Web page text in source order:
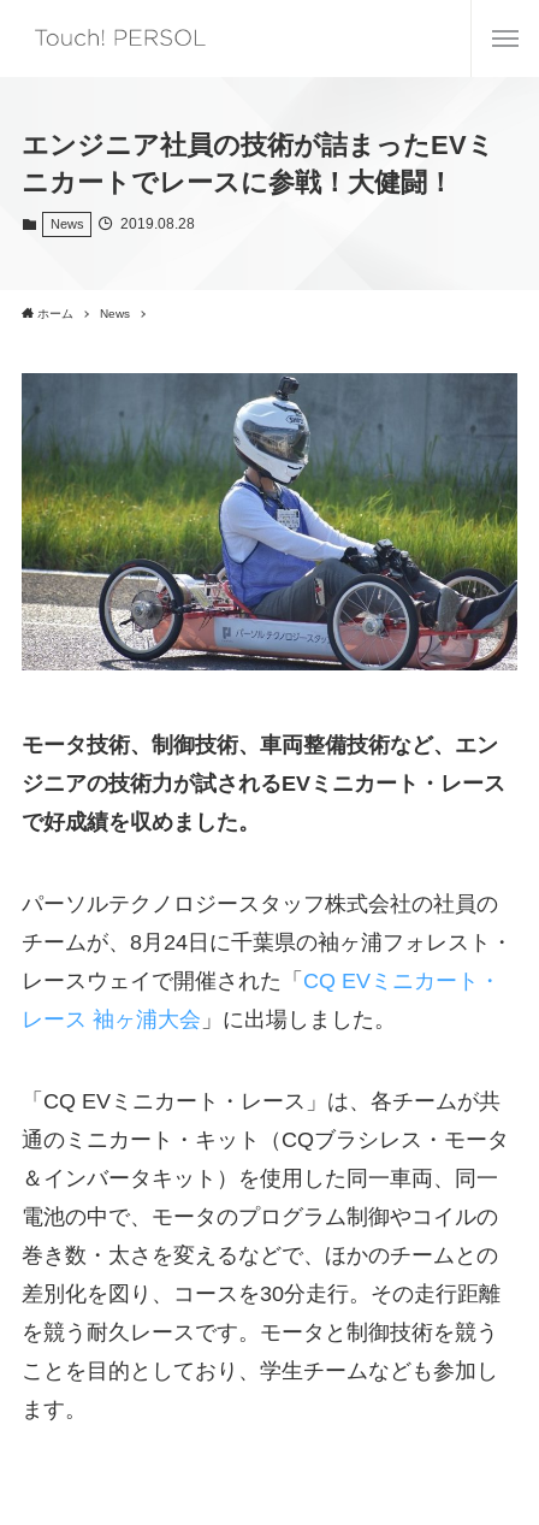
エンジニア社員の技術が詰まったEVミ
ニカートでレースに参戦！大健闘！
News 2019.08.28
ホーム News
モータ技術、制御技術、車両整備技術など、エン
ジニアの技術力が試されるEVミニカート・レース
で好成績を収めました。
パーソルテクノロジースタッフ株式会社の社員の
チームが、8月24日に千葉県の袖ヶ浦フォレスト・
レースウェイで開催された「 CQ EVミニカート・
レース 袖ヶ浦大会 」に出場しました。
「CQ EVミニカート・レース」は、各チームが共
通のミニカート・キット（CQブラシレス・モータ
＆インバータキット）を使用した同一車両、同一
電池の中で、モータのプログラム制御やコイルの
巻き数・太さを変えるなどで、ほかのチームとの
差別化を図り、コースを30分走行。その走行距離
を競う耐久レースです。モータと制御技術を競う
ことを目的としており、学生チームなども参加し
ます。